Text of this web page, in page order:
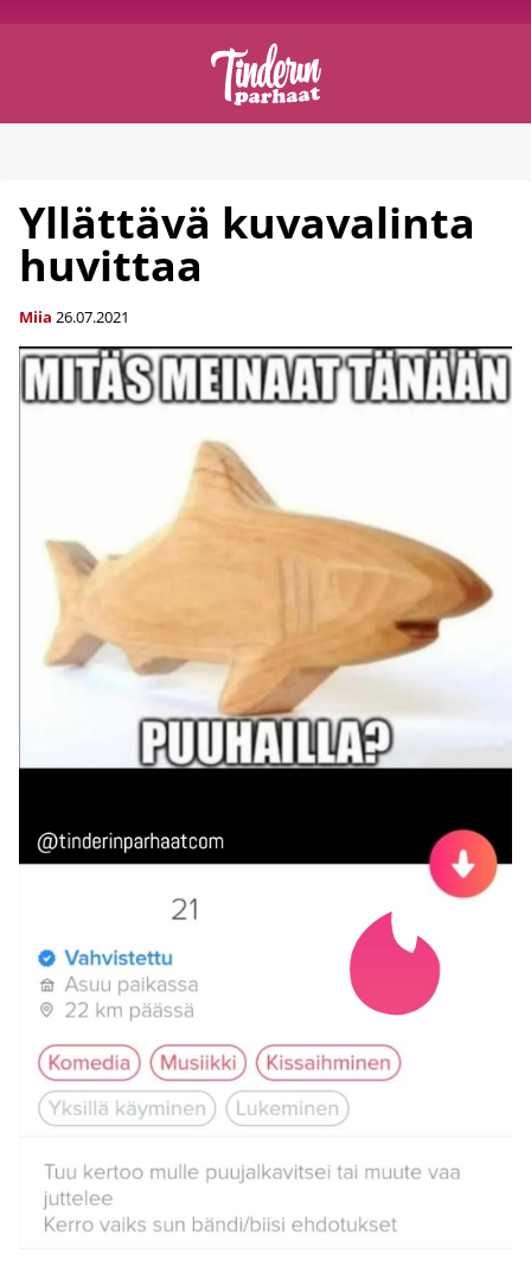
Yllättävä kuvavalinta
huvittaa
Miia 26.07.2021